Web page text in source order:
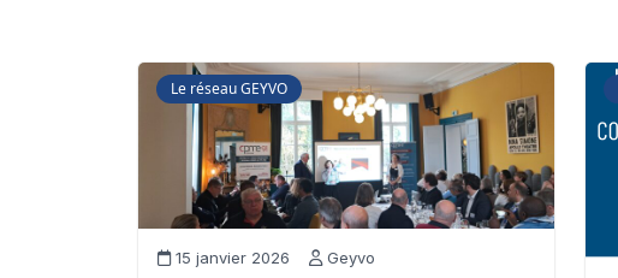
Le réseau GEYVO
15 janvier 2026 Geyvo